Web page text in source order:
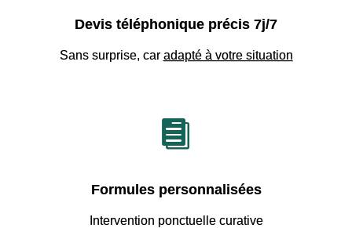
Devis téléphonique précis 7j/7
Sans surprise, car adapté à votre situation

Formules personnalisées
Intervention ponctuelle curative